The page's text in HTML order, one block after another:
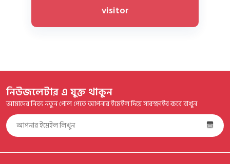
visitor
নিউজলেটার এ যুক্ত থাকুন
আমাদের নিত্য নতুন পোল পেতে আপনার ইমেইল দিয়ে সাবস্ক্রাইব করে রাখুন